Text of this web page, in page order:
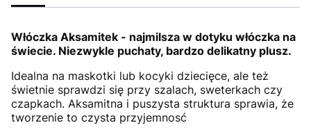
Włóczka Aksamitek - najmilsza w dotyku włóczka na
świecie. Niezwykle puchaty, bardzo delikatny plusz.
Idealna na maskotki lub kocyki dziecięce, ale też
świetnie sprawdzi się przy szalach, sweterkach czy
czapkach. Aksamitna i puszysta struktura sprawia, że
tworzenie to czysta przyjemnosć